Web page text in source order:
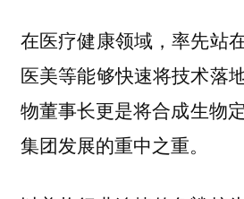
在医疗健康领域，率先站
医美等能够快速将技术落
物董事长更是将合成生物
集团发展的重中之重。